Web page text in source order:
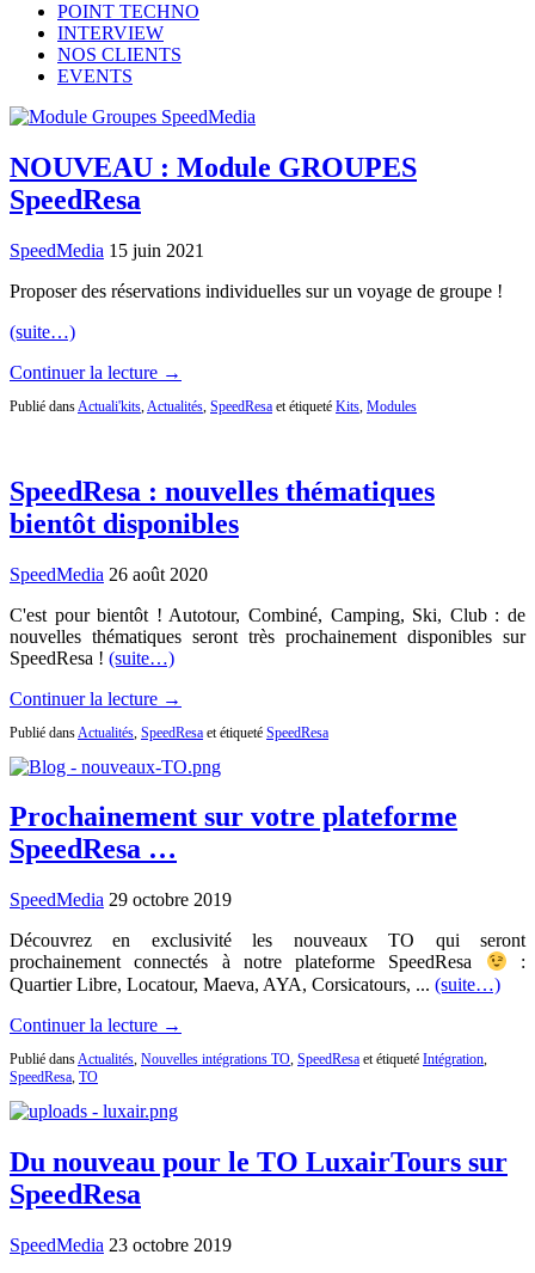
POINT TECHNO
INTERVIEW
NOS CLIENTS
EVENTS
NOUVEAU : Module GROUPES
SpeedResa
SpeedMedia 15 juin 2021
Proposer des réservations individuelles sur un voyage de groupe !
(suite…)
Continuer la lecture →
Publié dans Actuali'kits Actualités SpeedResa et étiqueté Kits Modules
SpeedResa : nouvelles thématiques
bientôt disponibles
SpeedMedia 26 août 2020
C'est pour bientôt ! Autotour, Combiné, Camping, Ski, Club : de
nouvelles thématiques seront très prochainement disponibles sur
SpeedResa ! (suite…)
Continuer la lecture →
Publié dans Actualités SpeedResa et étiqueté SpeedResa
Prochainement sur votre plateforme
SpeedResa …
SpeedMedia 29 octobre 2019
Découvrez en exclusivité les nouveaux TO qui seront
prochainement connectés à notre plateforme SpeedResa
:
Quartier Libre, Locatour, Maeva, AYA, Corsicatours, ... (suite…)
Continuer la lecture →
Publié dans Actualités Nouvelles intégrations TO SpeedResa et étiqueté Intégration
SpeedResa TO
Du nouveau pour le TO LuxairTours sur
SpeedResa
SpeedMedia 23 octobre 2019